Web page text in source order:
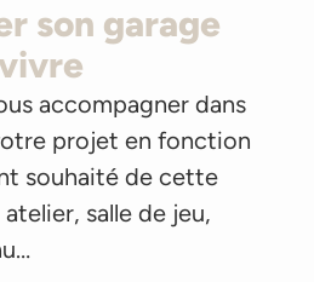
son garage
accompagner dans
projet en fonction
souhaité de cette
salle de jeu,